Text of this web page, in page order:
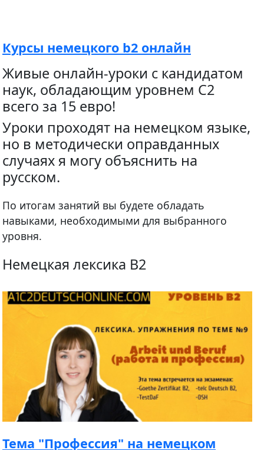
Курсы немецкого b2 онлайн
Живые онлайн-уроки с кандидатом
наук, обладающим уровнем С2
всего за 15 евро!
Уроки проходят на немецком языке,
но в методически оправданных
случаях я могу объяснить на
русском.
По итогам занятий вы будете обладать
навыками, необходимыми для выбранного
уровня.
Немецкая лексика B2
Тема "Профессия" на немецком